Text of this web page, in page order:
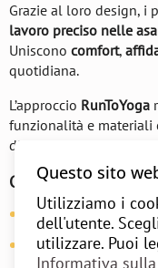
Questo sito
Utilizziamo i
dell'utente.
utilizzare. Puoi
Informativa
Grazie al loro design, i
lavoro preciso nelle
Uniscono comfort,
quotidiana.
L’approccio RunToYoga
funzionalità e materiali
distrazioni.
Caratteristiche:
Materiale:95%
Vestibilità:morbida,